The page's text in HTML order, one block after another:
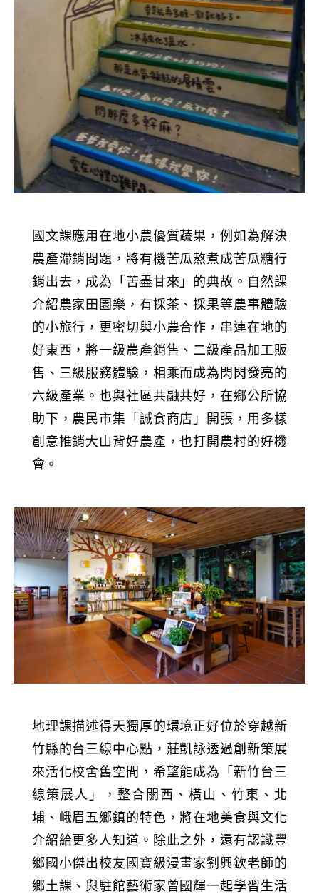
國文課應用在地小農優質蔬果，例如為解決
農產滯銷問題，將有機苦瓜熬煮成苦瓜糖行
銷出去，成為「苦盡甘來」的典故。自然課
介紹農家田園樂，有採茶、採果等農事體驗
的小旅行，更密切與小農合作，串連在地的
好東西，將一級農產銷售、二級產品加工販
售、三級服務體驗，相乘而成為閃閃發亮的
六級產業。也與社區共融共好，在鄉公所協
助下，農民市集「誠食商店」開張，用多樣
創意推銷大山背好農產，也打開農村的好機
會。
地理課描述得天獨厚的環境正好位於穿越新
竹縣的台三線中心點，莊凱詠透過創新策展
來活化校舍舊空間，希望能成為「新竹台三
線策展人」，整合關西、橫山、竹東、北
埔、峨眉五鄉鎮的特色，將在地美食與文化
介紹給更多人知道。除此之外，還有認識豐
鄉國小傑出校友國寶級漫畫家劉興欽老師的
鄉土課、與駐館藝術家曾國輝一起學習生活